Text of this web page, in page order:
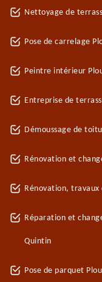
Nettoyage de
Pose de carrelage
Peintre intérieur
Entreprise de
Démoussage de
Rénovation et
Rénovation, travaux
Réparation et
Quintin
Pose de parquet